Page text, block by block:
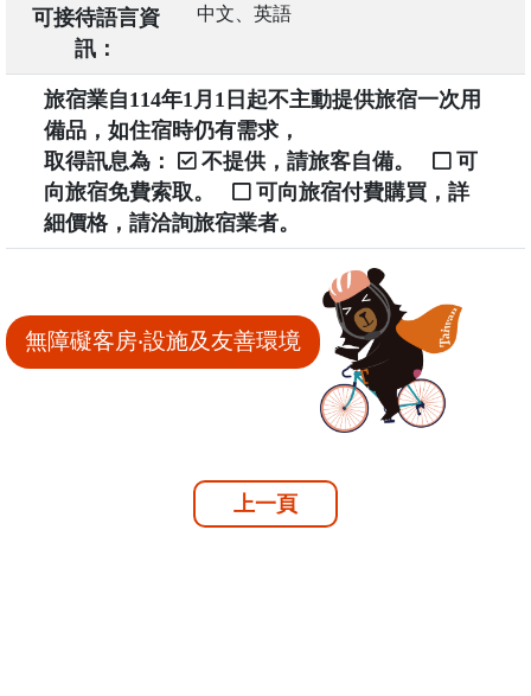
可接待語言資
訊：
中文、英語
旅宿業自114年1月1日起不主動提供旅宿一次用
備品，如住宿時仍有需求，
取得訊息為：
不提供，請旅客自備。
可
向旅宿免費索取。
可向旅宿付費購買，詳
細價格，請洽詢旅宿業者。
無障礙客房‧設施及友善環境
上一頁